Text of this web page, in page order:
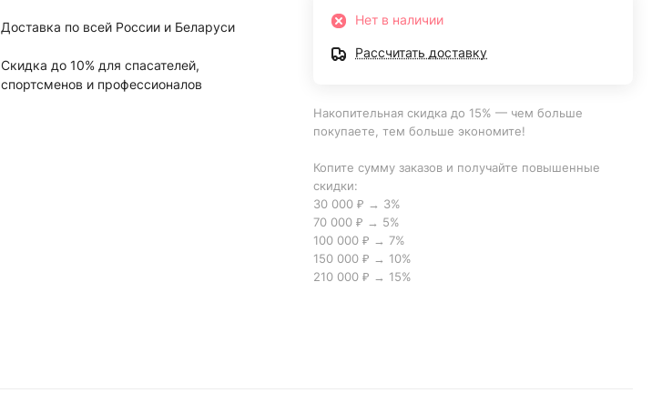
Доставка по всей России и Беларуси
Скидка до 10% для спасателей,
спортсменов и профессионалов
Нет в наличии
Рассчитать доставку
Накопительная скидка до 15% — чем больше
покупаете, тем больше экономите!
Копите сумму заказов и получайте повышенные
скидки:
30 000 ₽ → 3%
70 000 ₽ → 5%
100 000 ₽ → 7%
150 000 ₽ → 10%
210 000 ₽ → 15%